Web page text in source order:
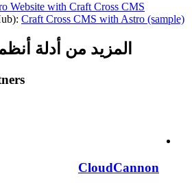
Website with Craft Cross CMS
Craft Cross CMS with Astro (sample)
المزيد من أدلة
CloudCannon